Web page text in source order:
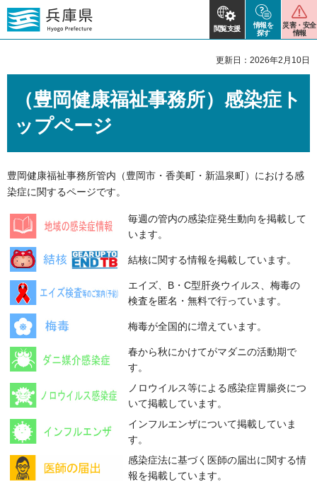
閲覧支援
情報を
探す
災害・安全
情報
更新日：2026年2月10日
（豊岡健康福祉事務所）感染症ト
ップページ
豊岡健康福祉事務所管内（豊岡市・香美町・新温泉町）における感
染症に関するページです。
毎週の管内の感染症発生動向を掲載して
います。
結核に関する情報を掲載しています。
エイズ、B・C型肝炎ウイルス、梅毒の
検査を匿名・無料で行っています。
梅毒が全国的に増えています。
春から秋にかけてがマダニの活動期で
す。
ノロウイルス等による感染症胃腸炎につ
いて掲載しています。
インフルエンザについて掲載していま
す。
感染症法に基づく医師の届出に関する情
報を掲載しています。